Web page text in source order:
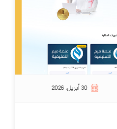
30 أبريل، 2026